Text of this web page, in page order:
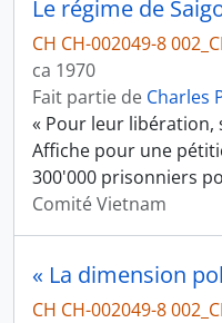
CH CH-002049-8
ca 1970
Fait partie de Charles
« Pour leur libération,
Affiche pour une
300'000 prisonniers
Comité Vietnam
CH CH-002049-8